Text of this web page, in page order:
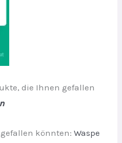
die Ihnen gefallen
gefallen könnten:Waspe